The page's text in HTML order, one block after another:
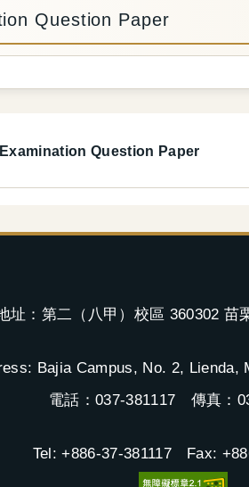
Question Paper
Examination Question Paper
址：第二（八甲）校區 360302 苗
Bajia Campus, No. 2, Lienda,
電話：037-381117 傳真：
Tel: +886-37-381117 Fax: